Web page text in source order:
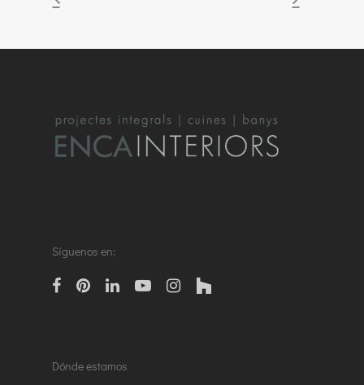
Síguenos en:
facebook
pinterestlinkedinYoutubeinstagram
houzz
Dónde estamos